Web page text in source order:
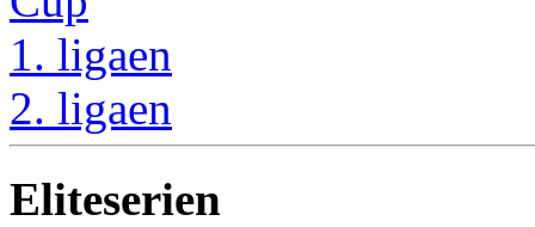
1. ligaen
2. ligaen
Eliteserien